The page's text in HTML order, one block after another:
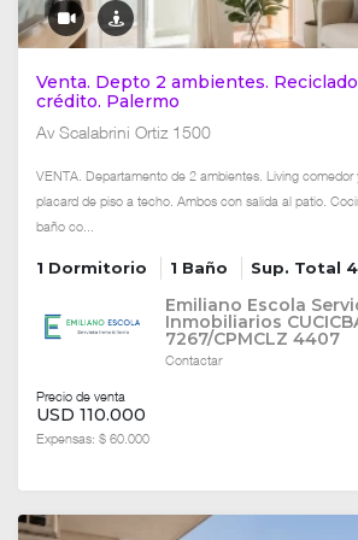
Venta. Depto 2 ambientes.
crédito. Palermo
Av Scalabrini Ortiz 1500
VENTA. Departamento de 2 ambientes. Living comedor
placard de piso a techo. Ambos con salida al patio.
baño co...
1 Dormitorio 1 Baño Sup. Total
Emiliano Escola
Inmobiliarios
7267/CPMCLZ 4407
Contactar
Precio de venta
USD 110.000
Expensas: $ 60.000